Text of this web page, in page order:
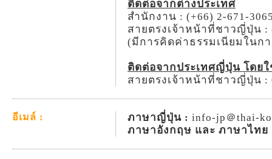
ติดต่อจากต่างประเทศ
สำนักงาน : (+66) 2-671-
สายตรงเจ้าหน้าที่ชาวญี่ปุ่น :
(มีการคิดค่าธรรมเนียมในก
ติดต่อจากประเทศญี่ปุ่น โดย
สายตรงเจ้าหน้าที่ชาวญี่ปุ่น :
อีเมล์ : ภาษาญี่ปุ่น : info-jp＠thai-
ภาษาอังกฤษ และ ภาษาไทย